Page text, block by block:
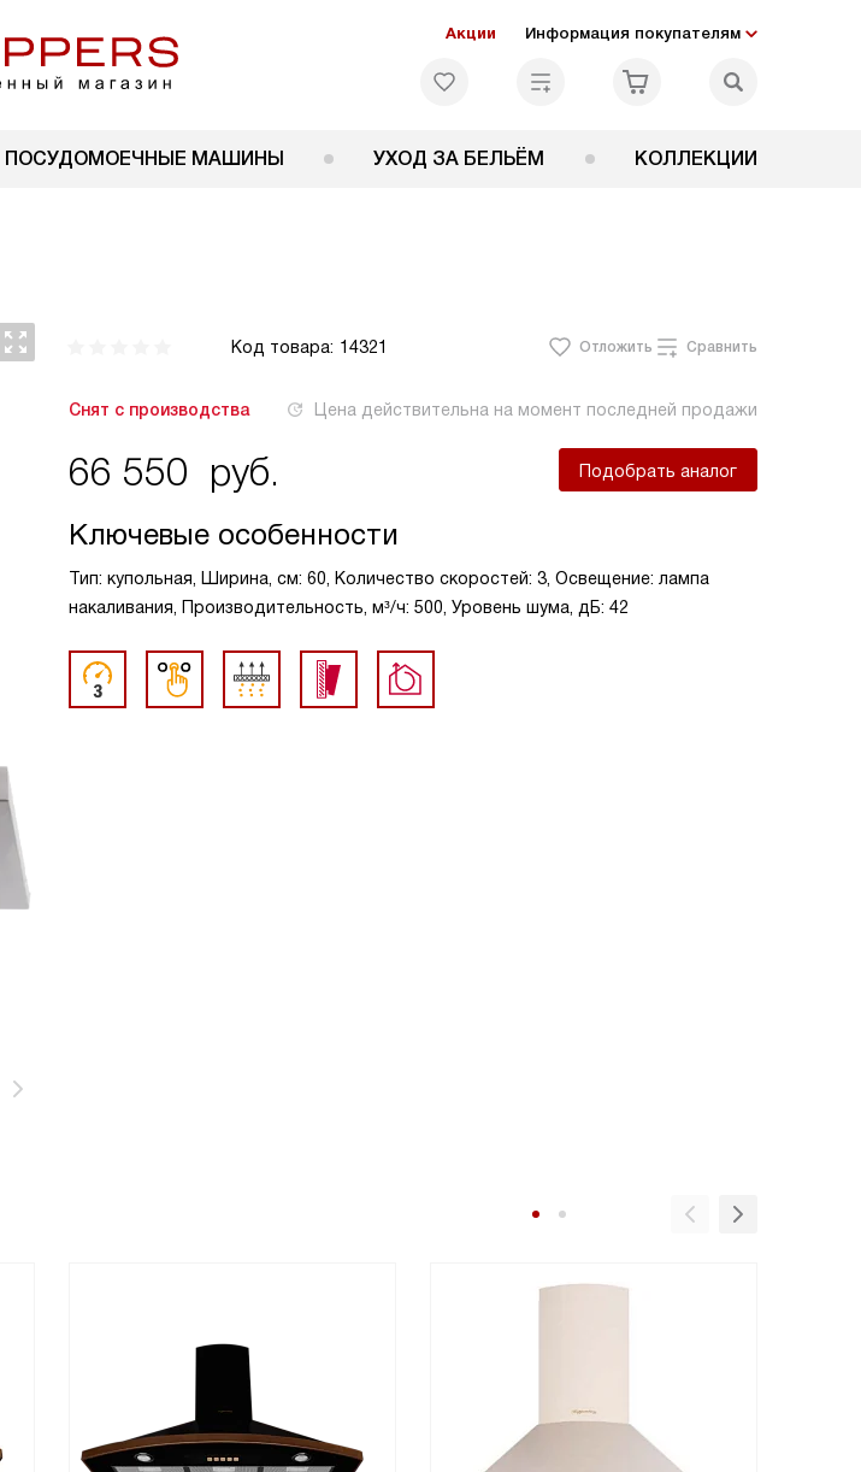
Акции Информация покупателям
ПОСУДОМОЕЧНЫЕ МАШИНЫ УХОД ЗА БЕЛЬЁМ КОЛЛЕКЦИИ
Код товара: 14321 Отложить Сравнить
Снят с производства Цена действительна на момент последней продажи
66 550 руб. Подобрать аналог
Ключевые особенности
Тип: купольная, Ширина, см: 60, Количество скоростей: 3, Освещение: лампа
накаливания, Производительность, м³/ч: 500, Уровень шума, дБ: 42